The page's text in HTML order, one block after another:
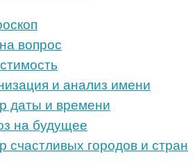
вопрос
и анализ имени
даты и времени
на будущее
счастливых городов и стран